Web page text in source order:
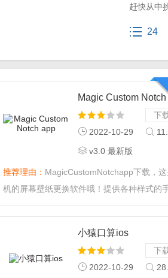
赶快从中
24
下
Magic Custom Notch
app
2022-10-29
v3.0 最新版
推荐理由： MagicCustomNotchapp下载，
机的屏幕壁纸更换软件哦！提供各种样式的
下
小猿口算ios
2022-10-29